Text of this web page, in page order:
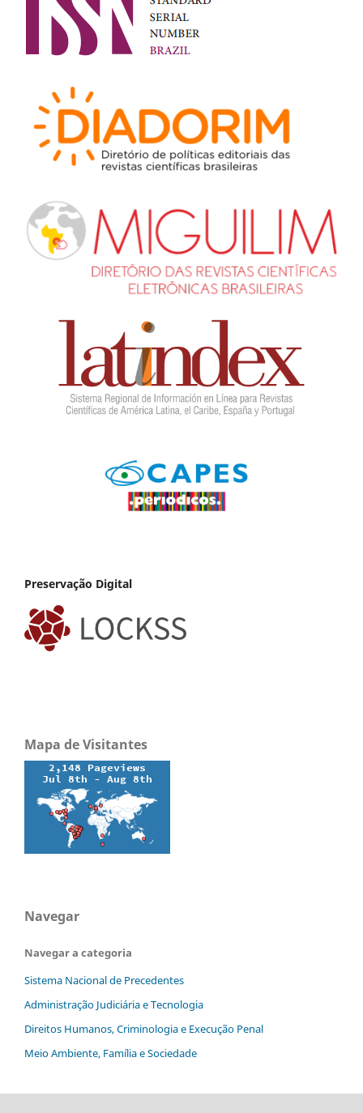
Preservação Digital
Mapa de Visitantes
Navegar
Navegar a categoria
Sistema Nacional de Precedentes
Administração Judiciária e Tecnologia
Direitos Humanos, Criminologia e Execução Penal
Meio Ambiente, Família e Sociedade